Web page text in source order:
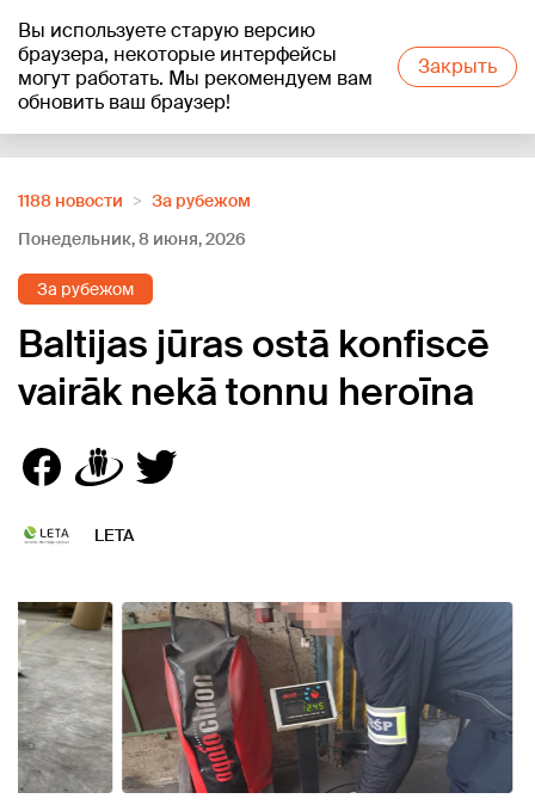
Вы используете старую версию
браузера, некоторые интерфейсы
могут работать. Мы рекомендуем вам
обновить ваш браузер!
Закрыть
+20°C
1188 новости
За рубежом
Понедельник, 8 июня, 2026
За рубежом
Baltijas jūras ostā konfiscē
vairāk nekā tonnu heroīna
LETA